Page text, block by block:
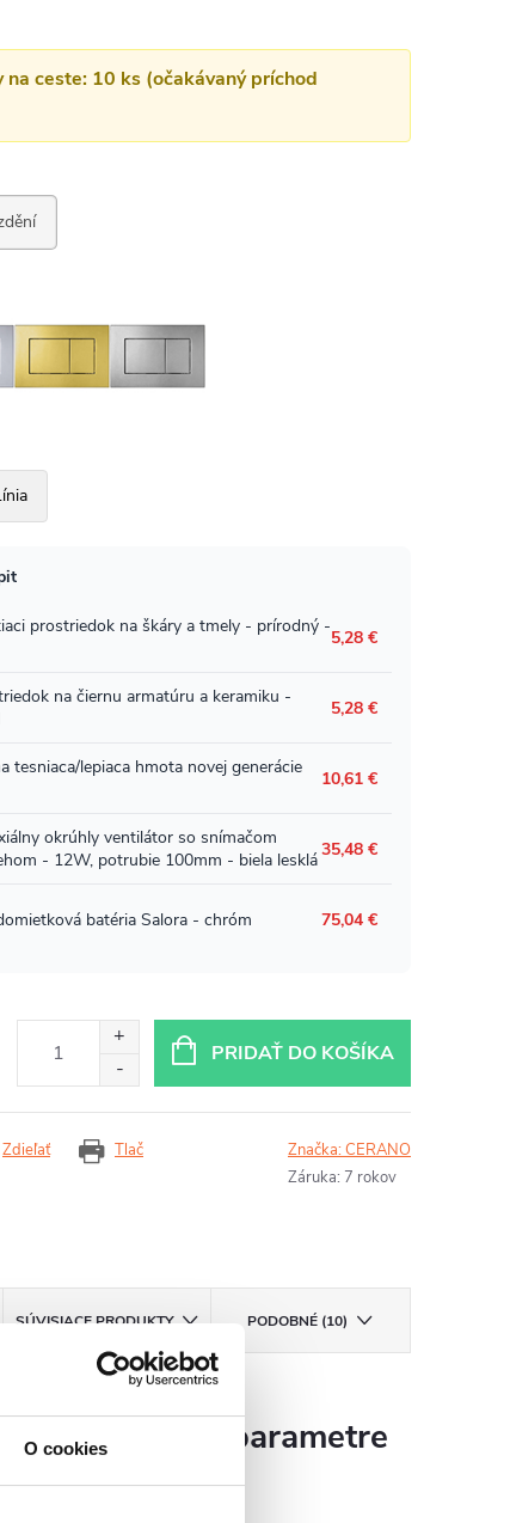
O cookies
na ceste: 10 ks (očakávaný príchod
PRIDAŤ DO KOŠÍKA
Tlač
Zdieľať Značka:CERANO
Záruka: 7 rokov
SÚVISIACE PRODUKTY PODOBNÉ (10)
Dodatočné parametre